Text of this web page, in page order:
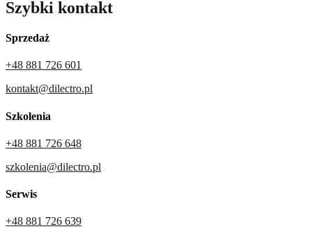
Szybki kontakt
Sprzedaż
+48 881 726 601
kontakt@dilectro.pl
Szkolenia
+48 881 726 648
szkolenia@dilectro.pl
Serwis
+48 881 726 639